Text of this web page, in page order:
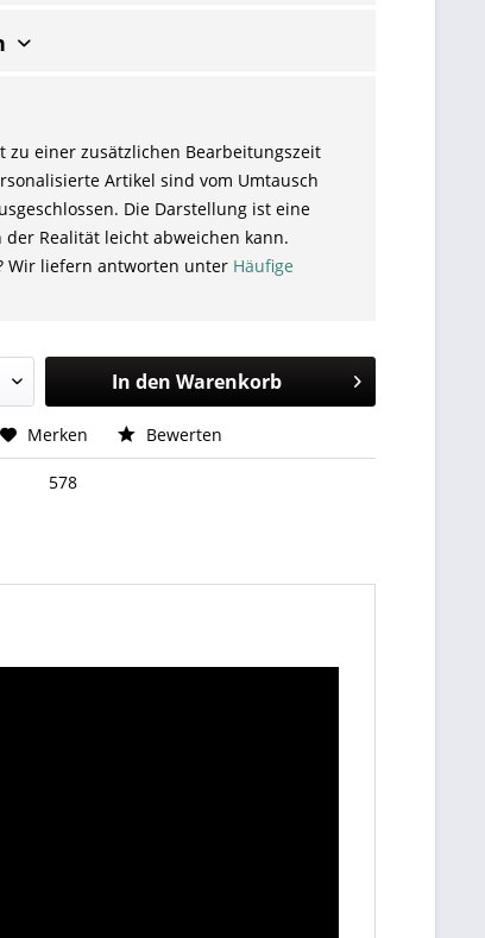
zu einer zusätzlichen Bearbeitungszeit
Artikel sind vom Umtausch
Die Darstellung ist eine
der Realität leicht abweichen kann.
Wir liefern antworten unter Häufige
In den Warenkorb
Merken Bewerten
578